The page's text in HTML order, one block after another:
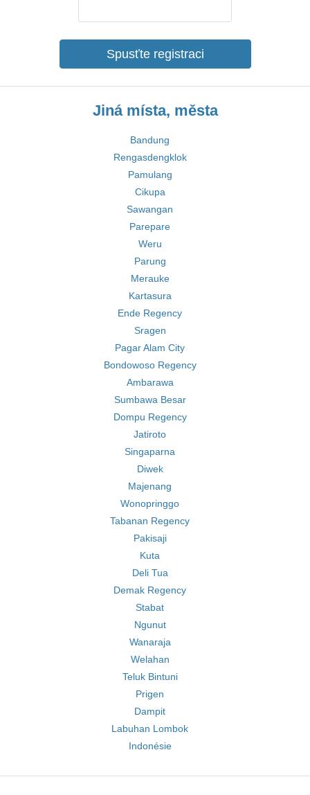
Spusťte registraci
Jiná místa, města
Bandung
Rengasdengklok
Pamulang
Cikupa
Sawangan
Parepare
Weru
Parung
Merauke
Kartasura
Ende Regency
Sragen
Pagar Alam City
Bondowoso Regency
Ambarawa
Sumbawa Besar
Dompu Regency
Jatiroto
Singaparna
Diwek
Majenang
Wonopringgo
Tabanan Regency
Pakisaji
Kuta
Deli Tua
Demak Regency
Stabat
Ngunut
Wanaraja
Welahan
Teluk Bintuni
Prigen
Dampit
Labuhan Lombok
Indonésie